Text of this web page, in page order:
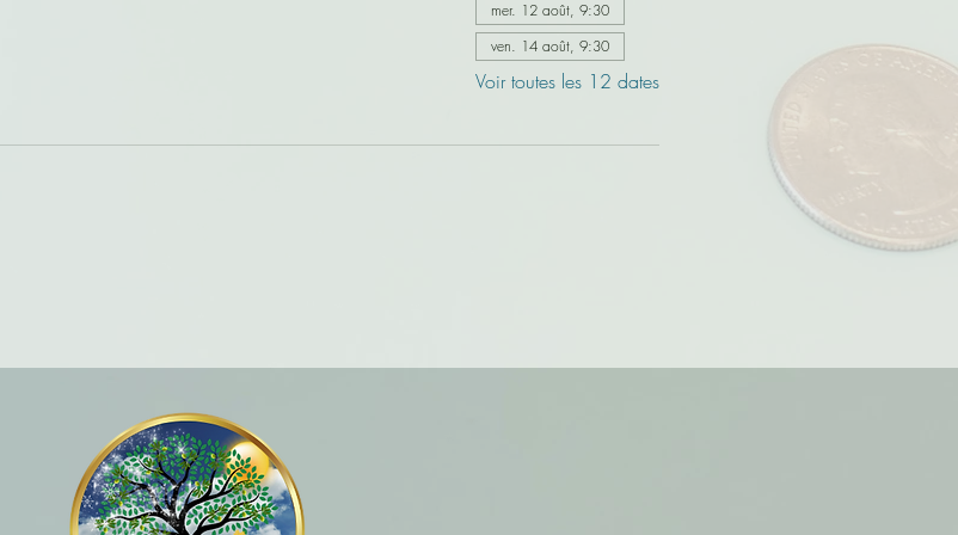
mer. 12 août, 9:30
ven. 14 août, 9:30
Voir toutes les 12 dates